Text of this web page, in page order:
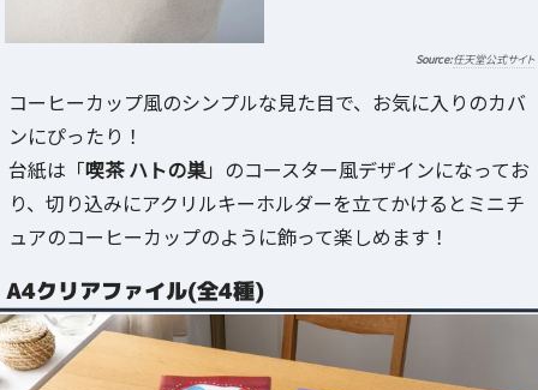
任天堂公式サイト
コーヒーカップ風のシンプルな見た目で、お気に入りのカバ
ンにぴったり！
台紙は「喫茶 ハトの巣」のコースター風デザインになってお
り、切り込みにアクリルキーホルダーを立てかけるとミニチ
ュアのコーヒーカップのように飾って楽しめます！
A4クリアファイル(全4種)